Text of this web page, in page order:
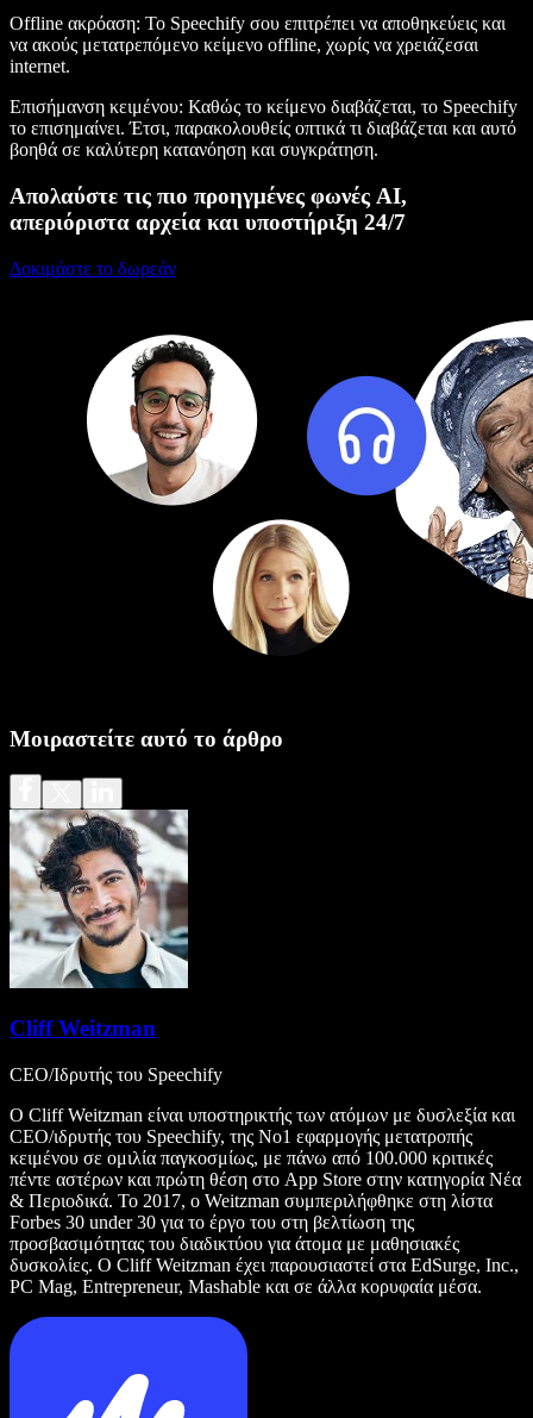
Offline ακρόαση: Το Speechify σου επιτρέπει να αποθηκεύεις και
να ακούς μετατρεπόμενο κείμενο offline, χωρίς να χρειάζεσαι
internet.
Επισήμανση κειμένου: Καθώς το κείμενο διαβάζεται, το Speechify
το επισημαίνει. Έτσι, παρακολουθείς οπτικά τι διαβάζεται και αυτό
βοηθά σε καλύτερη κατανόηση και συγκράτηση.
Απολαύστε τις πιο προηγμένες φωνές AI,
απεριόριστα αρχεία και υποστήριξη 24/7
Δοκιμάστε το δωρεάν
Μοιραστείτε αυτό το άρθρο
Cliff Weitzman
CEO/Ιδρυτής του Speechify
Ο Cliff Weitzman είναι υποστηρικτής των ατόμων με δυσλεξία και
CEO/ιδρυτής του Speechify, της Νο1 εφαρμογής μετατροπής
κειμένου σε ομιλία παγκοσμίως, με πάνω από 100.000 κριτικές
πέντε αστέρων και πρώτη θέση στο App Store στην κατηγορία Νέα
& Περιοδικά. Το 2017, ο Weitzman συμπεριλήφθηκε στη λίστα
Forbes 30 under 30 για το έργο του στη βελτίωση της
προσβασιμότητας του διαδικτύου για άτομα με μαθησιακές
δυσκολίες. Ο Cliff Weitzman έχει παρουσιαστεί στα EdSurge, Inc.,
PC Mag, Entrepreneur, Mashable και σε άλλα κορυφαία μέσα.